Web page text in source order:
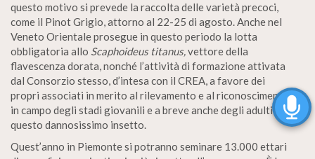
questo motivo si prevede la raccolta delle varietà precoci,
come il Pinot Grigio, attorno al 22-25 di agosto. Anche nel
Veneto Orientale prosegue in questo periodo la lotta
obbligatoria allo Scaphoideus titanus,vettore della
flavescenza dorata, nonché l’attività di formazione attivata
dal Consorzio stesso, d’intesa con il CREA, a favore dei
propri associati in merito al rilevamento e al riconoscimento
in campo degli stadi giovanili e a breve anche degli adulti di
questo dannosissimo insetto.
Quest’anno in Piemonte si potranno seminare 13.000 ettari